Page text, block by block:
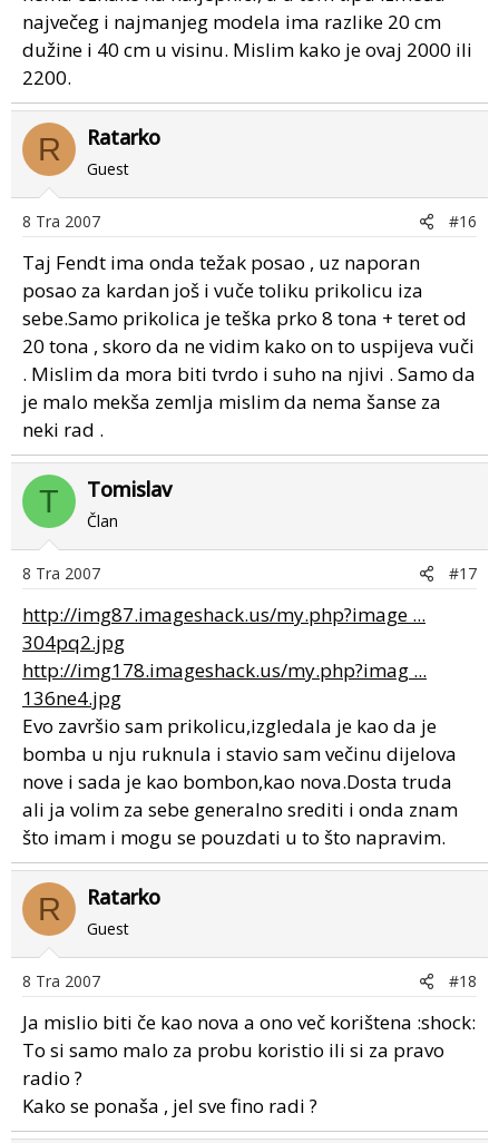
največeg i najmanjeg modela ima razlike 20 cm
dužine i 40 cm u visinu. Mislim kako je ovaj 2000 ili
2200.
R Ratarko
Guest
8 Tra 2007 #16
Taj Fendt ima onda težak posao , uz naporan
posao za kardan još i vuče toliku prikolicu iza
sebe.Samo prikolica je teška prko 8 tona + teret od
20 tona , skoro da ne vidim kako on to uspijeva vuči
. Mislim da mora biti tvrdo i suho na njivi . Samo da
je malo mekša zemlja mislim da nema šanse za
neki rad .
T Tomislav
Član
8 Tra 2007 #17
http://img87.imageshack.us/my.php?image ...
304pq2.jpg
http://img178.imageshack.us/my.php?imag ...
136ne4.jpg
Evo završio sam prikolicu,izgledala je kao da je
bomba u nju ruknula i stavio sam večinu dijelova
nove i sada je kao bombon,kao nova.Dosta truda
ali ja volim za sebe generalno srediti i onda znam
što imam i mogu se pouzdati u to što napravim.
R Ratarko
Guest
8 Tra 2007 #18
Ja mislio biti če kao nova a ono več korištena :shock:
To si samo malo za probu koristio ili si za pravo
radio ?
Kako se ponaša , jel sve fino radi ?